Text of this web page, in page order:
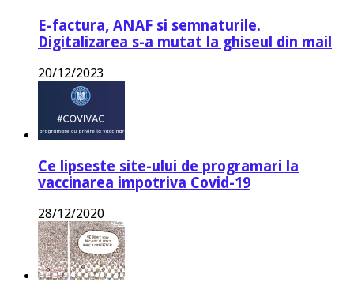
E-factura, ANAF si semnaturile.
Digitalizarea s-a mutat la ghiseul din mail
20/12/2023
Ce lipseste site-ului de programari la
vaccinarea impotriva Covid-19
28/12/2020